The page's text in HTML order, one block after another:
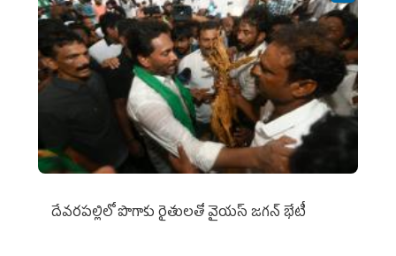
దేవరపల్లిలో పొగాకు రైతులతో వైయస్ జగన్ భేటీ